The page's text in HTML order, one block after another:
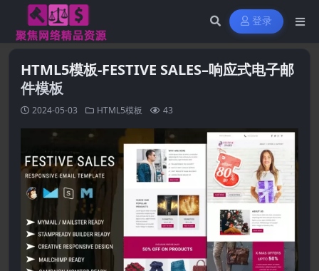
登录
HTML5模板-FESTIVE SALES–响应式电子邮
件模板
2024-05-03 HTML5模板 43